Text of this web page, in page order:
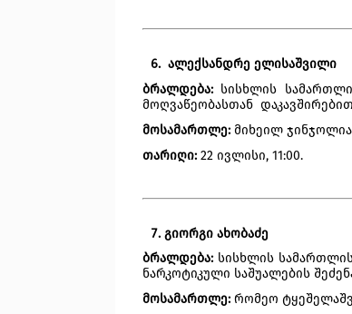
ალექსანდრე ელისაშვილი
ბრალდება: სისხლის
მოღვაწეობასთან
მოსამართლე: მიხეილ
თარიღი: 22 ივლისი, 11:00.
გიორგი ახობაძე
ბრალდება: სისხლის
ნარკოტიკული საშუალების
მოსამართლე: რომეო